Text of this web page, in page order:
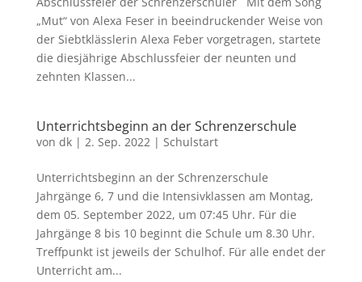
„Mut“ von Alexa Feser in beeindruckender Weise von
der Siebtklässlerin Alexa Feber vorgetragen, startete
die diesjährige Abschlussfeier der neunten und
zehnten Klassen...
Unterrichtsbeginn an der Schrenzerschule
von dk| 2. Sep. 2022| Schulstart
Unterrichtsbeginn an der Schrenzerschule
Jahrgänge 6, 7 und die Intensivklassen am Montag,
dem 05. September 2022, um 07:45 Uhr. Für die
Jahrgänge 8 bis 10 beginnt die Schule um 8.30 Uhr.
Treffpunkt ist jeweils der Schulhof. Für alle endet der
Unterricht am...